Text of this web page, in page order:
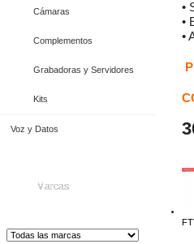
Cámaras
Complementos
Grabadoras y Servidores
Kits
Voz y Datos
Marcas
•
•
•